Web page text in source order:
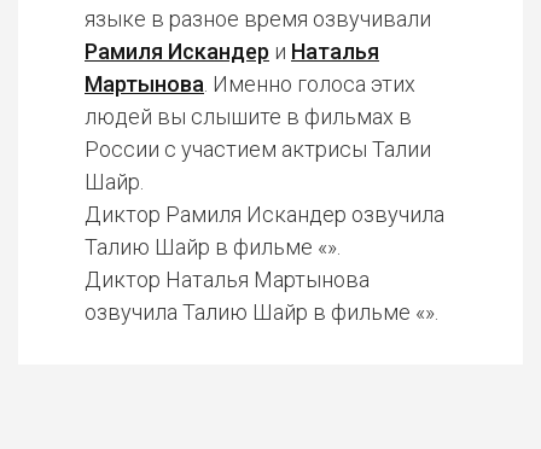
языке в разное время озвучивали
Рамиля Искандер и Наталья
Мартынова . Именно голоса этих
людей вы слышите в фильмах в
России с участием актрисы Талии
Шайр.
Диктор Рамиля Искандер озвучила
Талию Шайр в фильме «».
Диктор Наталья Мартынова
озвучила Талию Шайр в фильме «».